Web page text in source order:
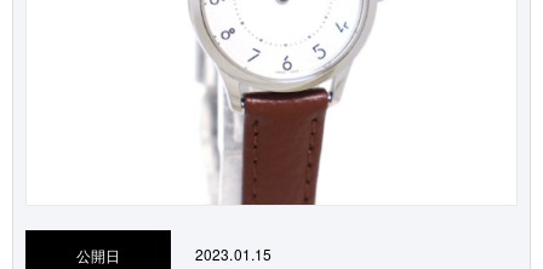
公開日 2023.01.15